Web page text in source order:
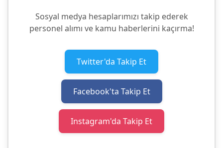
Sosyal medya hesaplarımızı takip ederek
personel alımı ve kamu haberlerini kaçırma!
Twitter'da Takip Et
Facebook'ta Takip Et
Instagram'da Takip Et